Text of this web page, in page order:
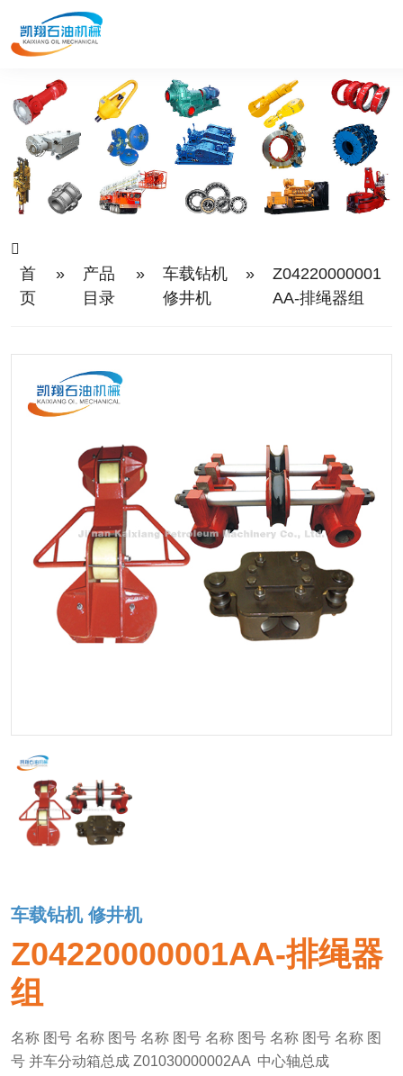
首
页
»
产品
目录
»
车载钻机
修井机
»
Z04220000001
AA-排绳器组
车载钻机 修井机
Z04220000001AA-排绳器
组
名称 图号 名称 图号 名称 图号 名称 图号 名称 图号 名称 图
号 并车分动箱总成 Z01030000002AA 中心轴总成